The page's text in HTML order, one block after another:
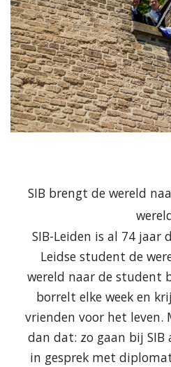
SIB brengt de wereld
SIB-Leiden is al 74 jaar
Leidse student de
wereld naar de student
borrelt elke week en
vrienden voor het leven.
dan dat: zo gaan bij
in gesprek met